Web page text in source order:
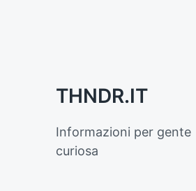
THNDR.IT
Informazioni per gente
curiosa